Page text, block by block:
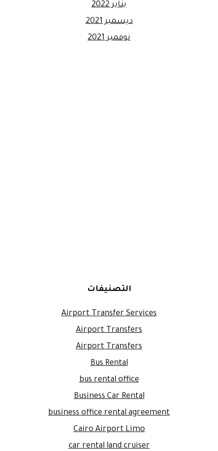
يناير 2022
ديسمبر 2021
نوفمبر 2021
التصنيفات
Airport Transfer Services
Airport Transfers
Airport Transfers
Bus Rental
bus rental office
Business Car Rental
business office rental agreement
Cairo Airport Limo
car rental land cruiser